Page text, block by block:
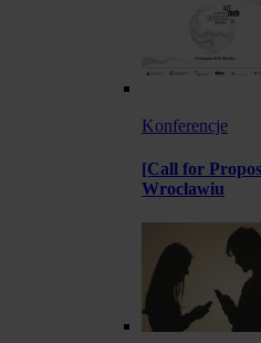
Konferencje
[Call for
Wrocławiu